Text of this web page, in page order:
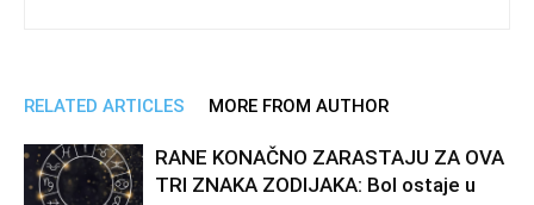
RELATED ARTICLES MORE FROM AUTHOR
RANE KONAČNO ZARASTAJU ZA OVA
TRI ZNAKA ZODIJAKA: Bol ostaje u